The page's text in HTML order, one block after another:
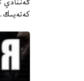
كەتەيىك.